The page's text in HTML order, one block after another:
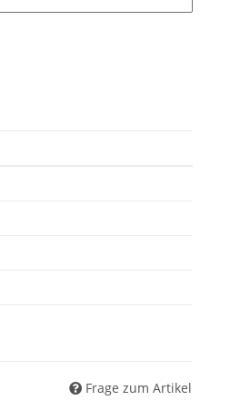
Frage zum Artikel